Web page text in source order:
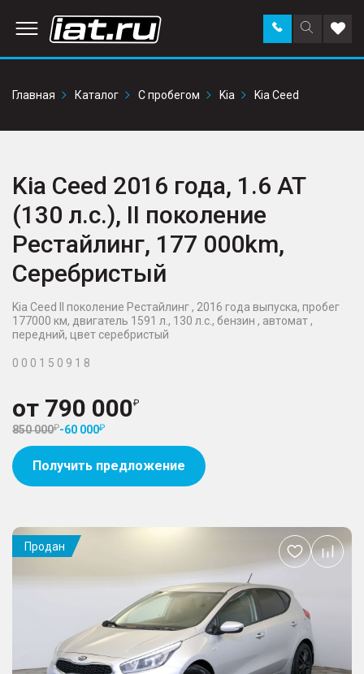
Поиск
по
Заказать
звонок в
Главная
Каталог С пробегом Kia Kia Ceed
Kia Ceed 2016 года, 1.6 AT
(130 л.с.), II поколение
Рестайлинг, 177 000km,
Серебристый
Kia Ceed II поколение Рестайлинг , 2016 года выпуска, пробег
177000 км, двигатель 1591 л., 130 л.с., бензин , автомат ,
передний, цвет серебристый
0 0 0 1 5 0 9 1 8
от 790 000
850 000 -60 000
Получить предложение
Продан
Добавить
в